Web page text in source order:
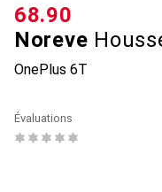
Noreve
OnePlus 6T
CHF
68.90
Évaluations